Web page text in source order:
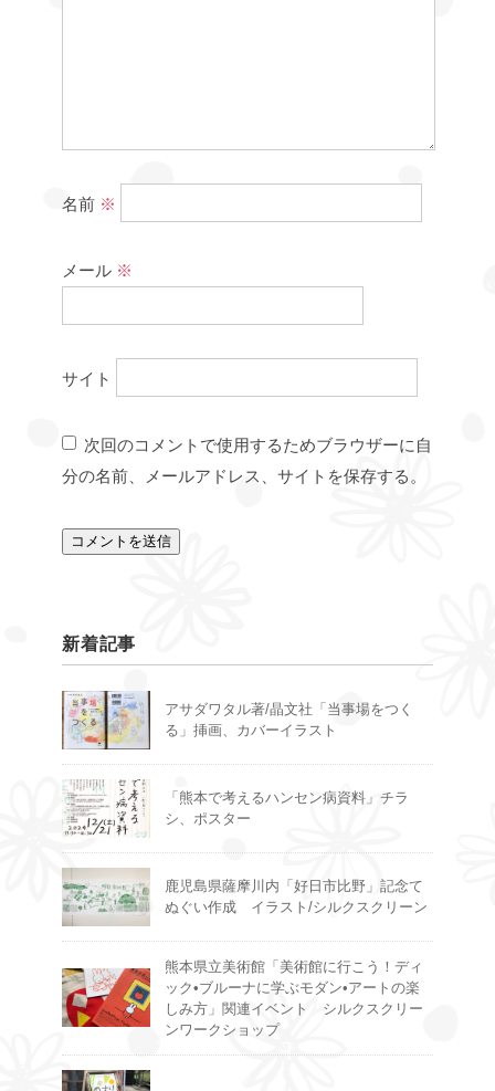
名前 ※
メール ※
サイト
次回のコメントで使用するためブラウザーに自
分の名前、メールアドレス、サイトを保存する。
新着記事
アサダワタル著/晶文社「当事場をつく
る」挿画、カバーイラスト
「熊本で考えるハンセン病資料」チラ
シ、ポスター
鹿児島県薩摩川内「好日市比野」記念て
ぬぐい作成 イラスト/シルクスクリーン
熊本県立美術館「美術館に行こう！ディ
ック•ブルーナに学ぶモダン•アートの楽
しみ方」関連イベント シルクスクリー
ンワークショップ